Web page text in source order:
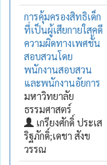
การคุ้มครองสิทธิเด็ก
ที่เป็นผู้เสียกายใสคดี
ความผิดทางเพศชั้น
สอบสวนโดย
พนักงานสอบสวน
และพนักงานอัยการ
มหาวิทยาลัย
ธรรมศาสตร์
เกรียงศักดิ์ ประเส
ริฐภักดิ์;เดชา สังข
วรรณ